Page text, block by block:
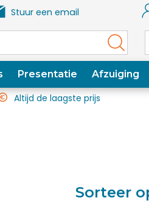
Stuur een email
Presentatie Afzuiging
Altijd de laagste prijs
Sorteer